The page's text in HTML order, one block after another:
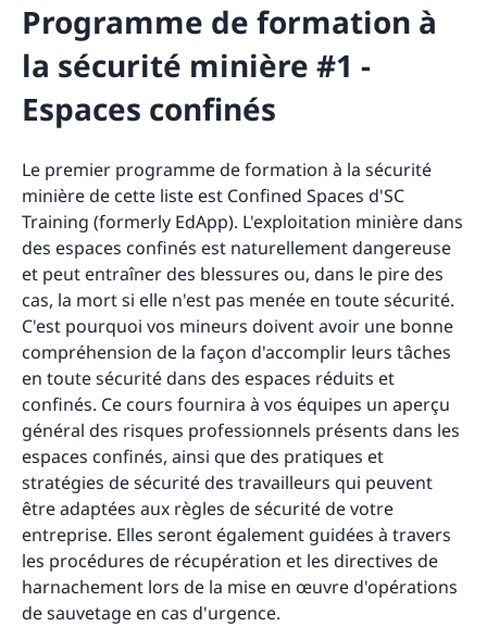
Programme de formation à
la sécurité minière #1 -
Espaces confinés
Le premier programme de formation à la sécurité
minière de cette liste est Confined Spaces d'SC
Training (formerly EdApp). L'exploitation minière dans
des espaces confinés est naturellement dangereuse
et peut entraîner des blessures ou, dans le pire des
cas, la mort si elle n'est pas menée en toute sécurité.
C'est pourquoi vos mineurs doivent avoir une bonne
compréhension de la façon d'accomplir leurs tâches
en toute sécurité dans des espaces réduits et
confinés. Ce cours fournira à vos équipes un aperçu
général des risques professionnels présents dans les
espaces confinés, ainsi que des pratiques et
stratégies de sécurité des travailleurs qui peuvent
être adaptées aux règles de sécurité de votre
entreprise. Elles seront également guidées à travers
les procédures de récupération et les directives de
harnachement lors de la mise en œuvre d'opérations
de sauvetage en cas d'urgence.